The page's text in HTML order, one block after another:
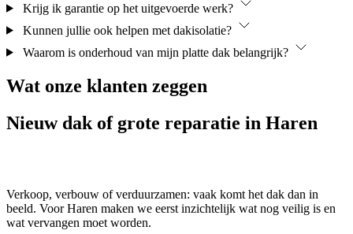
Krijg ik garantie op het uitgevoerde werk?
Kunnen jullie ook helpen met dakisolatie?
Waarom is onderhoud van mijn platte dak belangrijk?
Wat onze klanten zeggen
Nieuwdak of grote reparatie in Haren
Verkoop, verbouw of verduurzamen: vaak komt het dak dan in
beeld. Voor Haren maken we eerst inzichtelijk wat nog veilig is en
wat vervangen moet worden.